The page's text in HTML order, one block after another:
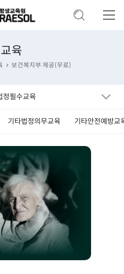
육
보건복지부 제공(무료)
정필수교육
기타법정의무교육 기타안전예방교